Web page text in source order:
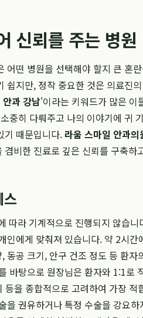
신뢰를 주는 병원
어떤 병원을 선택해야 할지 큰 혼
쉽지만, 정작 중요한 것은 의료진
안과 강남'이라는 키워드가 많은 이
중히 다뤄주고 나의 이야기에 귀
기 때문입니다. 라움 스마일 안과의
비한 진료로 깊은 신뢰를 구축하
따라 기계적으로 진행되지 않습니
인에게 맞춰져 있습니다. 약 2시간
동공 크기, 안구 건조 정도 등 환자
바탕으로 원장님은 환자와 1:1로
을 종합적으로 고려하여 가장 적
을 권유하거나 특정 수술을 강요하